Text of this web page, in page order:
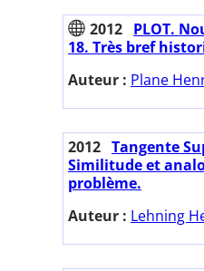
2012 PLOT.
18. Très bref
Auteur : Plane
2012 Tangente
Similitude et
problème.
Auteur : Lehning